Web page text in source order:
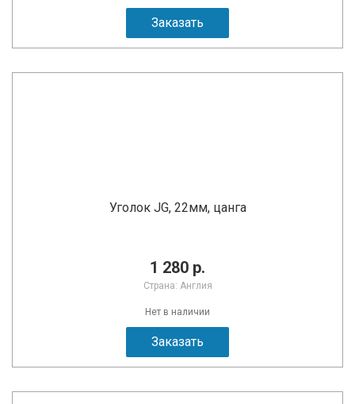
Заказать
Уголок JG, 22мм, цанга
1 280 р.
Страна: Англия
Нет в наличии
Заказать